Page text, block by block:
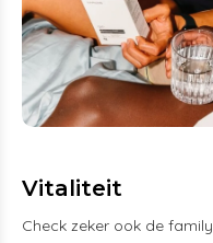
Vitaliteit
Check zeker ook de